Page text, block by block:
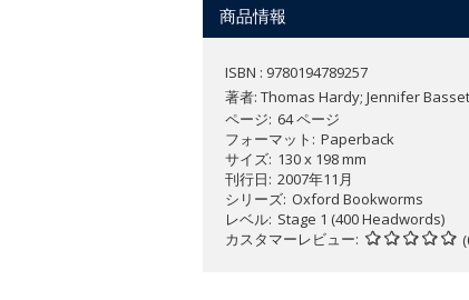
商品情報
ISBN : 9780194789257
著者: Thomas Hardy; Jennifer
ページ 64 ページ
フォーマット
Paperback
サイズ 130 x 198 mm
刊行日 2007年11月
シリーズ Oxford Bookworms
レベル Stage 1 (400 Headwords)
カスタマーレビュー